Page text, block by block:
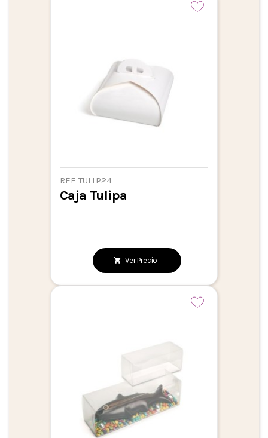
REF TULIP24
Caja Tulipa
Ver Precio